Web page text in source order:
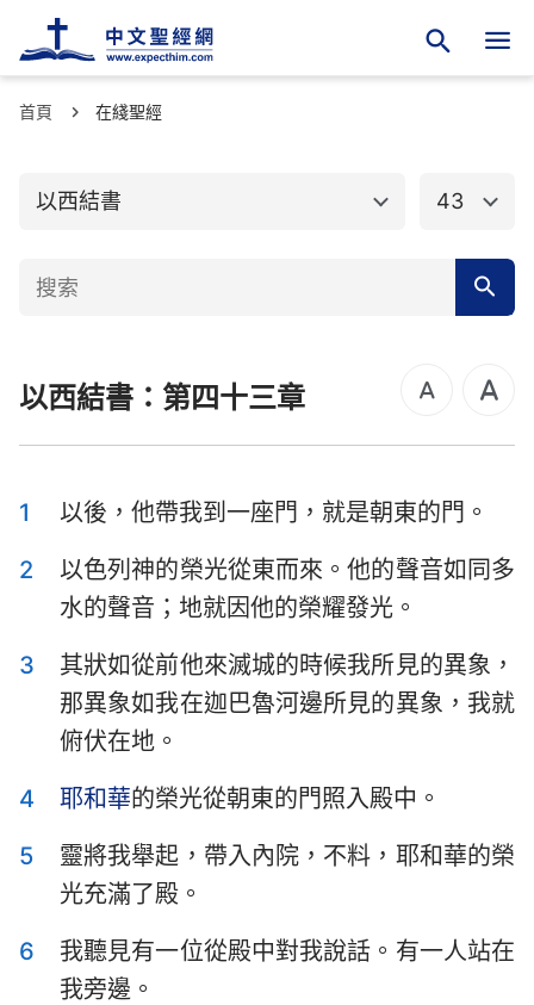
首頁 在綫聖經
以西結書
舊約聖經
創世記
申命記
撒母耳記上 撒母耳記下
歷代志上 歷代志下
以斯拉記 尼希米記
以斯帖記 約伯記
詩篇 箴言
傳道書 雅歌
但以理書
俄巴底亞書
43
以西結書：第四十三章
1
以後，他帶我到一座門，就是朝東的門。
2
以色列神的榮光從東而來。他的聲音如同多
水的聲音；地就因他的榮耀發光。
3
其狀如從前他來滅城的時候我所見的異象，
那異象如我在迦巴魯河邊所見的異象，我就
俯伏在地。
4
耶和華的榮光從朝東的門照入殿中。
5
靈將我舉起，帶入內院，不料，耶和華的榮
光充滿了殿。
6
我聽見有一位從殿中對我說話。有一人站在
我旁邊。